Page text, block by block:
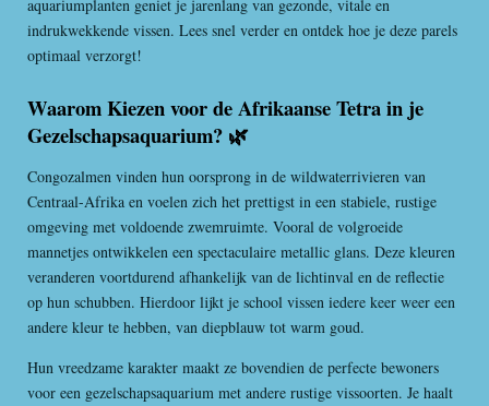
aquariumplanten geniet je jarenlang van gezonde, vitale en
indrukwekkende vissen. Lees snel verder en ontdek hoe je deze parels
optimaal verzorgt!
Waarom Kiezen voor de Afrikaanse Tetra in je
Gezelschapsaquarium? 🌿
Congozalmen vinden hun oorsprong in de wildwaterrivieren van
Centraal-Afrika en voelen zich het prettigst in een stabiele, rustige
omgeving met voldoende zwemruimte. Vooral de volgroeide
mannetjes ontwikkelen een spectaculaire metallic glans. Deze kleuren
veranderen voortdurend afhankelijk van de lichtinval en de reflectie
op hun schubben. Hierdoor lijkt je school vissen iedere keer weer een
andere kleur te hebben, van diepblauw tot warm goud.
Hun vreedzame karakter maakt ze bovendien de perfecte bewoners
voor een gezelschapsaquarium met andere rustige vissoorten. Je haalt